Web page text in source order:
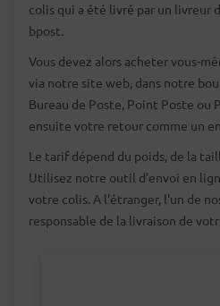
colis qui a été livré par un livreur
bpost.
Vous devez alors acheter vous-
via notre site web, dans notre
Bureau de Poste, Point Poste ou
ensuite votre retour comme un
Le tarif dépend du poids, de la
Utilisez notre outil d'envoi en
votre colis. A l'étranger, l'un de
responsable de la livraison de